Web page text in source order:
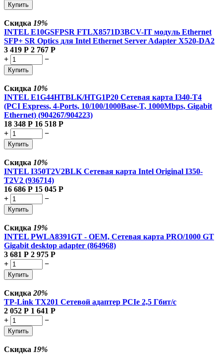
Купить
Скидка 19%
INTEL E10GSFPSR FTLX8571D3BCV-IT модуль Ethernet
SFP+ SR Optics для Intel Ethernet Server Adapter X520-DA2
3 419 Р 2 767 Р
+
−
Купить
Скидка 10%
INTEL E1G44HTBLK/HTG1P20 Сетевая карта I340-T4
(PCI Express, 4-Ports, 10/100/1000Base-T, 1000Mbps, Gigabit
Ethernet) (904267/904223)
18 348 Р 16 518 Р
+
−
Купить
Скидка 10%
INTEL I350T2V2BLK Сетевая карта Intel Original I350-
T2V2 (936714)
16 686 Р 15 045 Р
+
−
Купить
Скидка 19%
INTEL PWLA8391GT - OEM, Сетевая карта PRO/1000 GT
Gigabit desktop adapter (864968)
3 681 Р 2 975 Р
+
−
Купить
Скидка 20%
TP-Link TX201 Сетевой адаптер PCIe 2,5 Гбит/с
2 052 Р 1 641 Р
+
−
Купить
Скидка 19%